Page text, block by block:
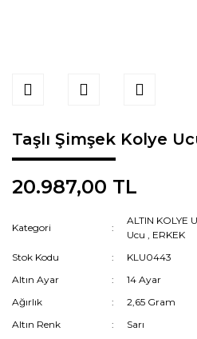
Taşlı Şimşek Kolye
20.987,00 TL
Kategori
ALTIN KOLYE
Ucu
ERKEK
Stok Kodu
KLU0443
Altın Ayar
14 Ayar
Ağırlık
2,65 Gram
Altın Renk
Sarı